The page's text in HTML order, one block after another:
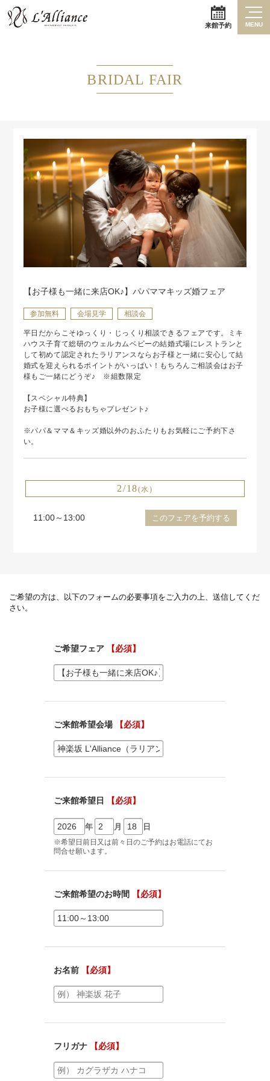
来館予約 MENU
BRIDAL FAIR
【お子様も一緒に来店OK♪】パパママキッズ婚フェア
参加無料 会場見学 相談会
平日だからこそゆっくり・じっくり相談できるフェアです。ミキ
ハウス子育て総研のウェルカムベビーの結婚式場にレストランと
して初めて認定されたラリアンスならお子様と一緒に安心して結
婚式を迎えられるポイントがいっぱい！もちろんご相談会はお子
様もご一緒にどうぞ♪ ※組数限定
【スペシャル特典】
お子様に選べるおもちゃプレゼント♪
※パパ＆ママ＆キッズ婚以外のおふたりもお気軽にご予約下さ
い。
2/18(水)
11:00～13:00 このフェアを予約する